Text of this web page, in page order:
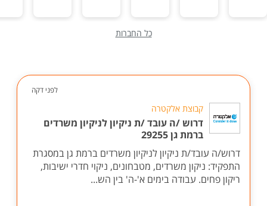
כל החברות
לפני דקה
קבוצת אלקטרה
דרוש /ה עובד /ת ניקיון לניקיון משרדים
ברמת גן 29255
דרוש/ה עובד/ת ניקיון לניקיון משרדים ברמת גן במסגרת
התפקיד: ניקון משרדים, מטבחונים, ניקוי חדרי ישיבות,
ריקון פחים. עבודה בימים א'-ה' בין הש...